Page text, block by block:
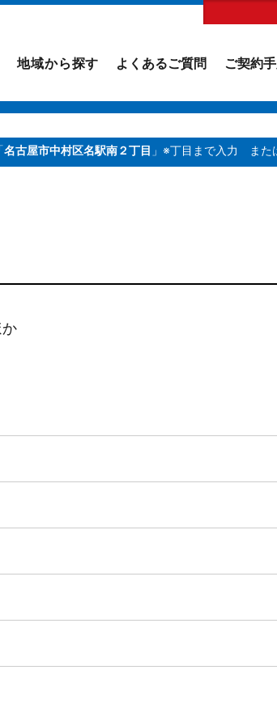
地域から探す よくあるご質問 ご契約
名古屋市中村区名駅南２丁目 」※丁目まで入力 また